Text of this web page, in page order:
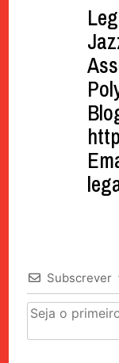
Subscrever